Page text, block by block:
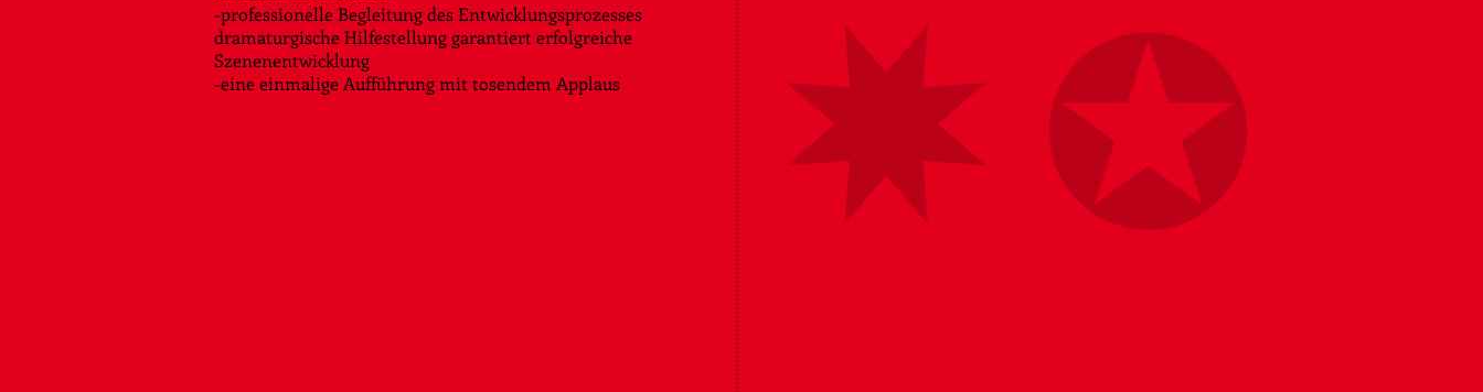
-professionelle Begleitung des Entwicklungsprozesses
dramaturgische Hilfestellung garantiert erfolgreiche
Szenenentwicklung
-eine einmalige Aufführung mit tosendem Applaus